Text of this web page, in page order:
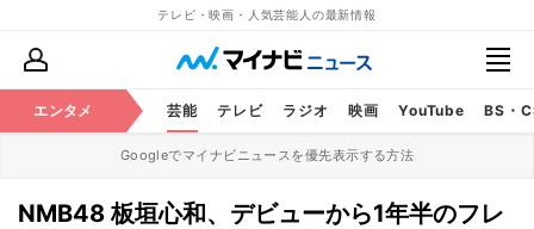
テレビ・映画・人気芸能人の最新情報
エンタメ 芸能 テレビ ラジオ 映画 YouTube BS・
Googleでマイナビニュースを優先表示する方法
NMB48 板垣心和、デビューから1年半のフレ